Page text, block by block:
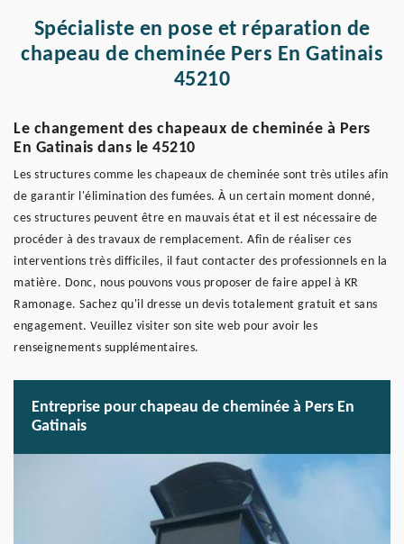
Spécialiste en pose et réparation de
chapeau de cheminée Pers En Gatinais
45210
Le changement des chapeaux de cheminée à Pers
En Gatinais dans le 45210
Les structures comme les chapeaux de cheminée sont très utiles afin
de garantir l'élimination des fumées. À un certain moment donné,
ces structures peuvent être en mauvais état et il est nécessaire de
procéder à des travaux de remplacement. Afin de réaliser ces
interventions très difficiles, il faut contacter des professionnels en la
matière. Donc, nous pouvons vous proposer de faire appel à KR
Ramonage. Sachez qu'il dresse un devis totalement gratuit et sans
engagement. Veuillez visiter son site web pour avoir les
renseignements supplémentaires.
Entreprise pour chapeau de cheminée à Pers En
Gatinais